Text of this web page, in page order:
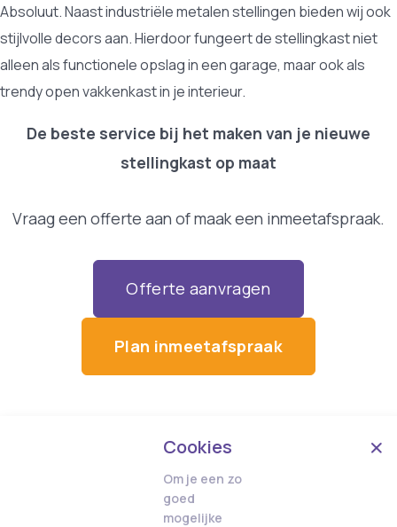
Absoluut. Naast industriële metalen stellingen bieden wij ook
stijlvolle decors aan. Hierdoor fungeert de stellingkast niet
alleen als functionele opslag in een garage, maar ook als
trendy open vakkenkast in je interieur.
De beste service bij het maken van je nieuwe
stellingkast op maat
Vraag een offerte aan of maak een inmeetafspraak.
Offerte aanvragen
Plan inmeetafspraak
Cookies
Om je een zo
goed
mogelijke